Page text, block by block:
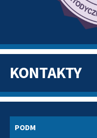
1 2
„”Bez
KONTAKTY
PODM